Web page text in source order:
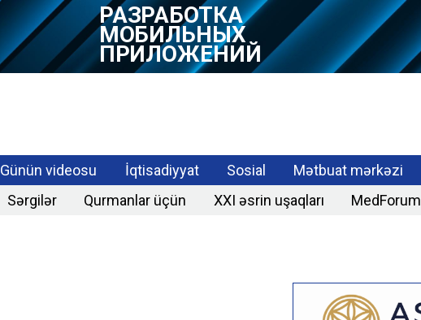
РАЗРАБОТКА
МОБИЛЬНЫХ
ПРИЛОЖЕНИЙ
Günün videosu İqtisadiyyat Sosial Mətbuat mərkəzi
Sərgilər Qurmanlar üçün XXI əsrin uşaqları MedForum